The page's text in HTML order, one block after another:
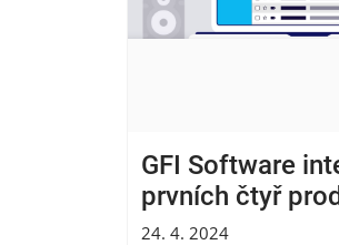
GFI Software
prvních čtyř
24. 4. 2024